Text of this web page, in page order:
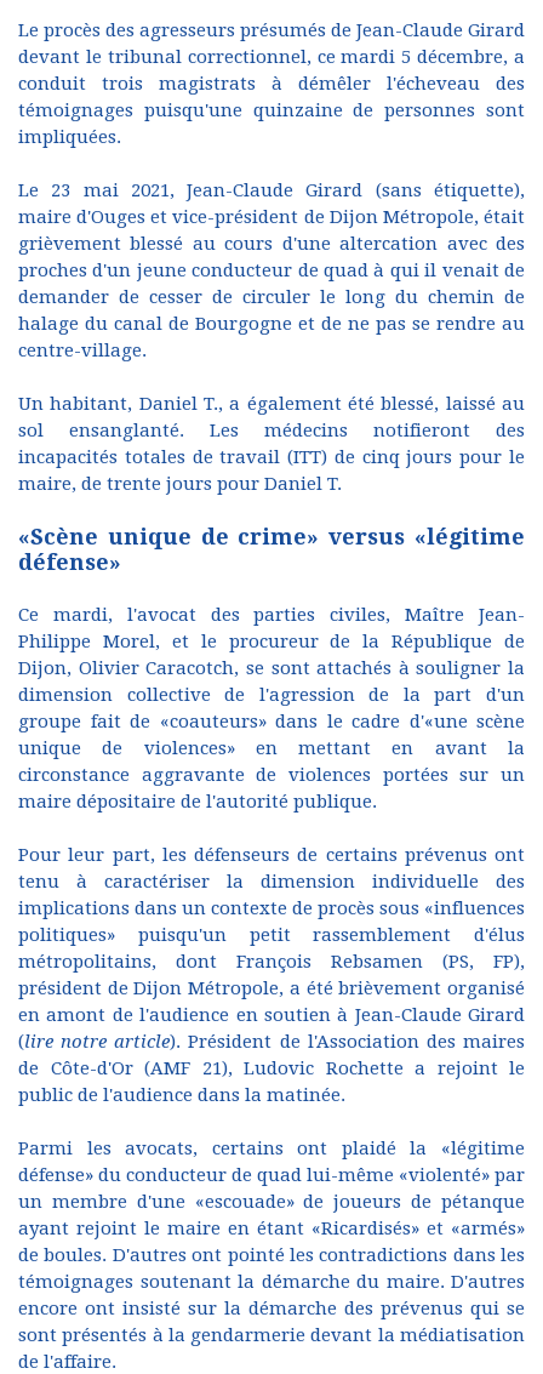
Le procès des agresseurs présumés de Jean-Claude Girard
devant le tribunal correctionnel, ce mardi 5 décembre, a
conduit trois magistrats à démêler l'écheveau des
témoignages puisqu'une quinzaine de personnes sont
impliquées.
Le 23 mai 2021, Jean-Claude Girard (sans étiquette),
maire d'Ouges et vice-président de Dijon Métropole, était
grièvement blessé au cours d'une altercation avec des
proches d'un jeune conducteur de quad à qui il venait de
demander de cesser de circuler le long du chemin de
halage du canal de Bourgogne et de ne pas se rendre au
centre-village.
Un habitant, Daniel T., a également été blessé, laissé au
sol ensanglanté. Les médecins notifieront des
incapacités totales de travail (ITT) de cinq jours pour le
maire, de trente jours pour Daniel T.
«Scène unique de crime» versus «légitime
défense»
Ce mardi, l'avocat des parties civiles, Maître Jean-
Philippe Morel, et le procureur de la République de
Dijon, Olivier Caracotch, se sont attachés à souligner la
dimension collective de l'agression de la part d'un
groupe fait de «coauteurs» dans le cadre d'«une scène
unique de violences» en mettant en avant la
circonstance aggravante de violences portées sur un
maire dépositaire de l'autorité publique.
Pour leur part, les défenseurs de certains prévenus ont
tenu à caractériser la dimension individuelle des
implications dans un contexte de procès sous «influences
politiques» puisqu'un petit rassemblement d'élus
métropolitains, dont François Rebsamen (PS, FP),
président de Dijon Métropole, a été brièvement organisé
en amont de l'audience en soutien à Jean-Claude Girard
(lire notre article). Président de l'Association des maires
de Côte-d'Or (AMF 21), Ludovic Rochette a rejoint le
public de l'audience dans la matinée.
Parmi les avocats, certains ont plaidé la «légitime
défense» du conducteur de quad lui-même «violenté» par
un membre d'une «escouade» de joueurs de pétanque
ayant rejoint le maire en étant «Ricardisés» et «armés»
de boules. D'autres ont pointé les contradictions dans les
témoignages soutenant la démarche du maire. D'autres
encore ont insisté sur la démarche des prévenus qui se
sont présentés à la gendarmerie devant la médiatisation
de l'affaire.